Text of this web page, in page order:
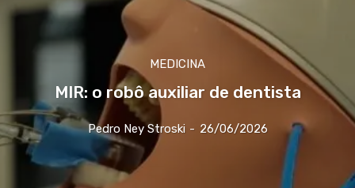
MEDICINA
MIR: o robô auxiliar de dentista
Pedro Ney Stroski - 26/06/2026